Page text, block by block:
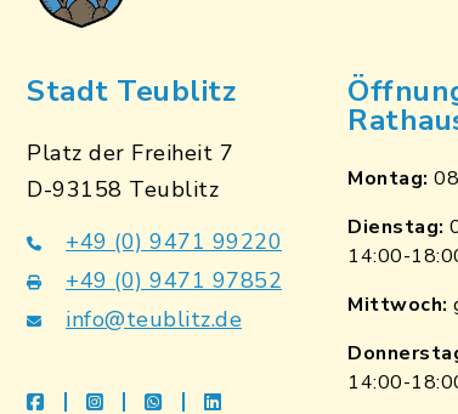
Stadt Teublitz
Platz der Freiheit 7
D-93158 Teublitz
+49 (0) 9471 99220
+49 (0) 9471 97852
info@teublitz.de
facebookinstagramwhatsapplinkedin
Montag:
Dienstag:
14:00-
Mittwoch:
14:00-